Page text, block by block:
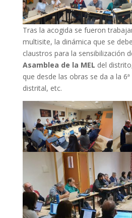
Tras la acogida se fueron
multisite, la dinámica que se
claustros para la sensibilización
Asamblea de la MEL del
que desde las obras se da a la
distrital, etc.